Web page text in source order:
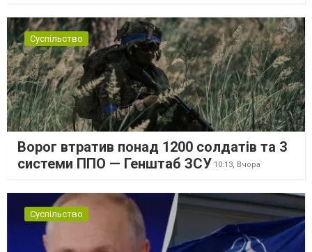
Суспільство
Ворог втратив понад 1200 солдатів та 3
системи ППО — Генштаб ЗСУ 10:13, Вчора
Суспільство